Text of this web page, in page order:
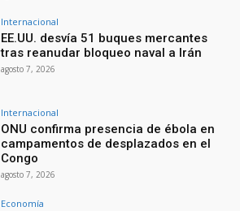
Internacional
EE.UU. desvía 51 buques mercantes
tras reanudar bloqueo naval a Irán
agosto 7, 2026
Internacional
ONU confirma presencia de ébola en
campamentos de desplazados en el
Congo
agosto 7, 2026
Economía